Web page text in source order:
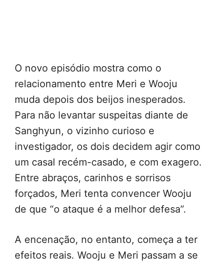
O novo episódio mostra como o
relacionamento entre Meri e Wooju
muda depois dos beijos inesperados.
Para não levantar suspeitas diante de
Sanghyun, o vizinho curioso e
investigador, os dois decidem agir como
um casal recém-casado, e com exagero.
Entre abraços, carinhos e sorrisos
forçados, Meri tenta convencer Wooju
de que “o ataque é a melhor defesa”.
A encenação, no entanto, começa a ter
efeitos reais. Wooju e Meri passam a se